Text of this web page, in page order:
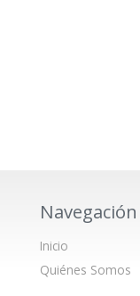
Navegación
Inicio
Quiénes Somos